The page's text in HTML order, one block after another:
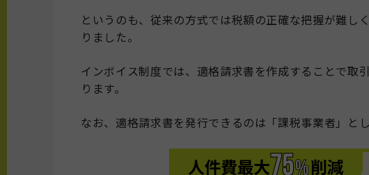
というのも、従来の方式では税額の正確な把握が難し
りました。
インボイス制度では、適格請求書を作成することで取
ります。
なお、適格請求書を発行できるのは「課税事業者」と